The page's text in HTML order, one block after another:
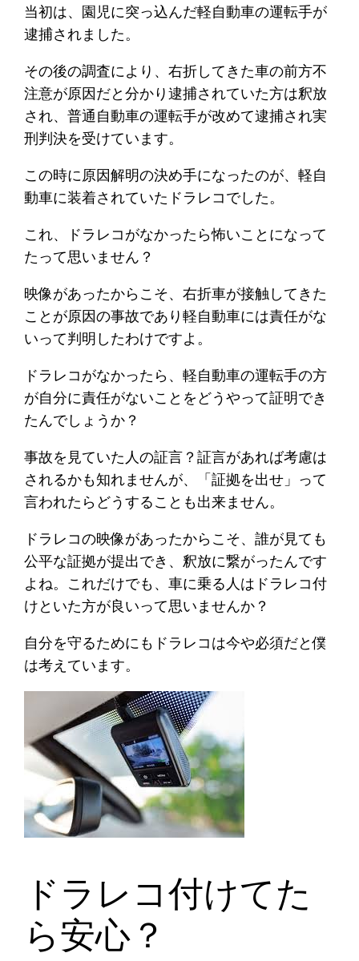
当初は、園児に突っ込んだ軽自動車の運転手が
逮捕されました。
その後の調査により、右折してきた車の前方不
注意が原因だと分かり逮捕されていた方は釈放
され、普通自動車の運転手が改めて逮捕され実
刑判決を受けています。
この時に原因解明の決め手になったのが、軽自
動車に装着されていたドラレコでした。
これ、ドラレコがなかったら怖いことになって
たって思いません？
映像があったからこそ、右折車が接触してきた
ことが原因の事故であり軽自動車には責任がな
いって判明したわけですよ。
ドラレコがなかったら、軽自動車の運転手の方
が自分に責任がないことをどうやって証明でき
たんでしょうか？
事故を見ていた人の証言？証言があれば考慮は
されるかも知れませんが、「証拠を出せ」って
言われたらどうすることも出来ません。
ドラレコの映像があったからこそ、誰が見ても
公平な証拠が提出でき、釈放に繋がったんです
よね。これだけでも、車に乗る人はドラレコ付
けといた方が良いって思いませんか？
自分を守るためにもドラレコは今や必須だと僕
は考えています。
ドラレコ付けてた
ら安心？